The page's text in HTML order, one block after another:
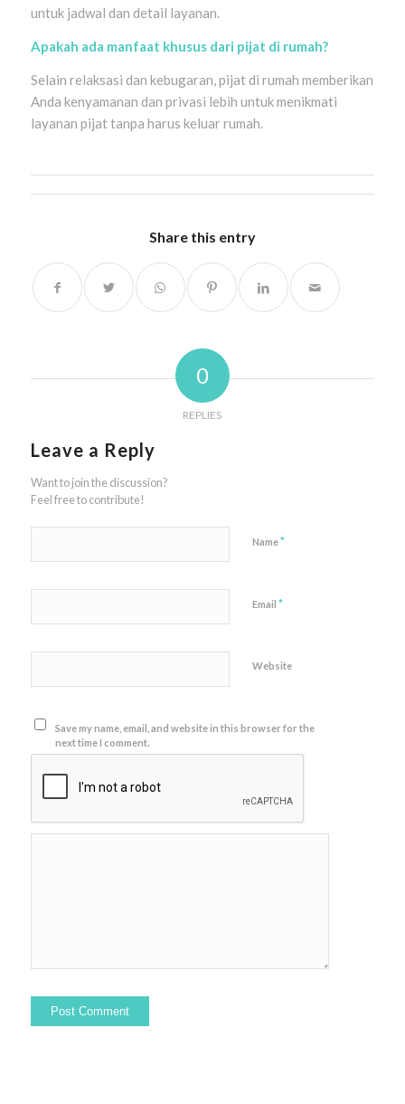
untuk jadwal dan detail layanan.
Apakah ada manfaat khusus dari pijat di rumah?
Selain relaksasi dan kebugaran, pijat di rumah memberikan
Anda kenyamanan dan privasi lebih untuk menikmati
layanan pijat tanpa harus keluar rumah.
Share this entry
0
REPLIES
Leave a Reply
Want to join the discussion?
Feel free to contribute!
Name*
Email *
Website
Save my name, email, and website in this browser for the
next time I comment.